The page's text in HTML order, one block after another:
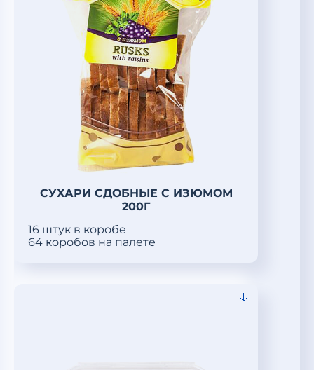
СУХАРИ СДОБНЫЕ С ИЗЮМОМ
200Г
16 штук в коробе
64 коробов на палете